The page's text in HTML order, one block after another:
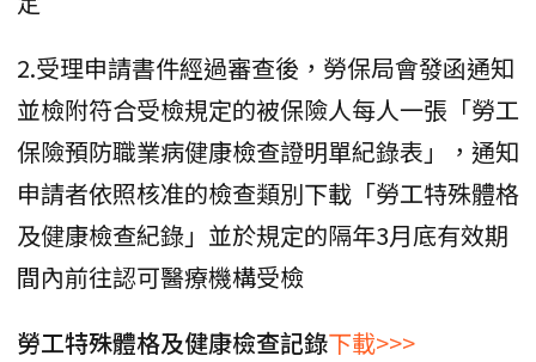
2.受理申請書件經過審查後，勞保局會發函通知
並檢附符合受檢規定的被保險人每人一張「勞工
保險預防職業病健康檢查證明單紀錄表」，通知
申請者依照核准的檢查類別下載「勞工特殊體格
及健康檢查紀錄」並於規定的隔年3月底有效期
間內前往認可醫療機構受檢
勞工特殊體格及健康檢查記錄下載>>>